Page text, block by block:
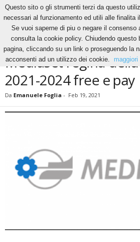
News Mediaset regina della Champions
NEWS
Mediaset regina
2021-2024 free e pay
Da Emanuele Foglia - Feb 19, 2021
Questo sito o gli strumenti terzi da questo
necessari al funzionamento ed utili alle finalita
Se vuoi saperne di piu o negare il consenso
consulta la cookie policy. Chiudendo questo
pagina, cliccando su un link o proseguendo la
acconsenti ad un utilizzo dei cookie.